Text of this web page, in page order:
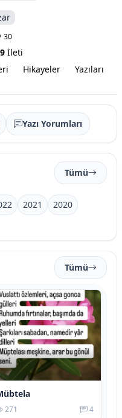
30
9 İleti
Hikayeler Yazıları
Yazı Yorumları
Tümü
2021
2020
Tümü
271 4